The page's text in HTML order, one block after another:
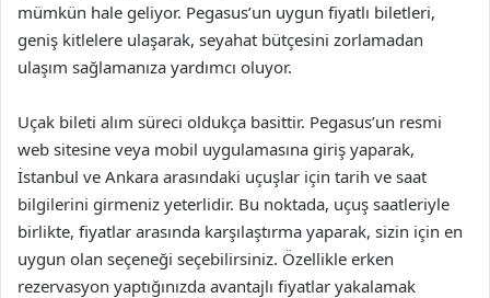
mümkün hale geliyor. Pegasus’un uygun fiyatlı biletleri,
geniş kitlelere ulaşarak, seyahat bütçesini zorlamadan
ulaşım sağlamanıza yardımcı oluyor.
Uçak bileti alım süreci oldukça basittir. Pegasus’un resmi
web sitesine veya mobil uygulamasına giriş yaparak,
İstanbul ve Ankara arasındaki uçuşlar için tarih ve saat
bilgilerini girmeniz yeterlidir. Bu noktada, uçuş saatleriyle
birlikte, fiyatlar arasında karşılaştırma yaparak, sizin için en
uygun olan seçeneği seçebilirsiniz. Özellikle erken
rezervasyon yaptığınızda avantajlı fiyatlar yakalamak